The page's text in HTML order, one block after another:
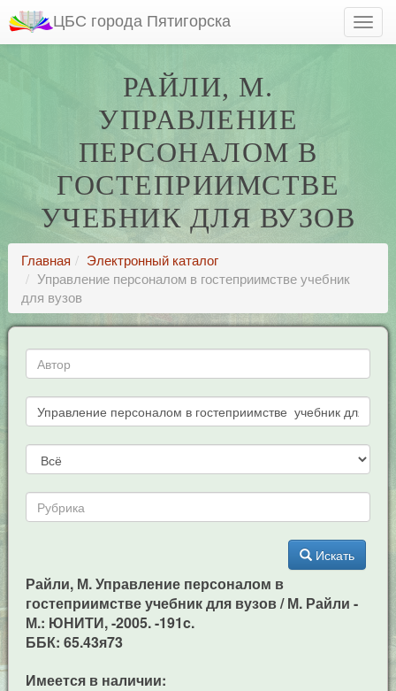
ЦБС города Пятигорска
РАЙЛИ, М.
УПРАВЛЕНИЕ
ПЕРСОНАЛОМ В
ГОСТЕПРИИМСТВЕ
УЧЕБНИК ДЛЯ ВУЗОВ
Главная
Электронный каталог
Управление персоналом в гостеприимстве учебник
для вузов
Искать
Райли, М. Управление персоналом в
гостеприимстве учебник для вузов / М. Райли -
М.: ЮНИТИ, -2005. -191c.
ББК: 65.43я73
Имеется в наличии: